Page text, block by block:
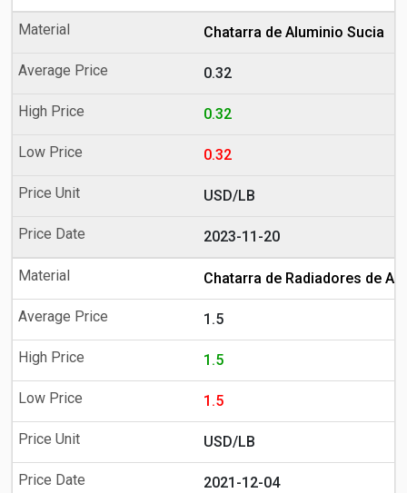
Chatarra de Aluminio Sucia
0.32
0.32
0.32
USD/LB
2023-11-20
Chatarra de Radiadores de
1.5
1.5
1.5
USD/LB
2021-12-04